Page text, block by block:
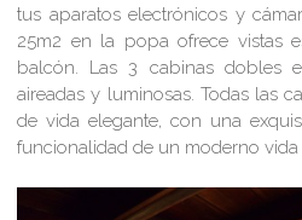
tus aparatos electrónicos y
25m2 en la popa ofrece vistas
balcón. Las 3 cabinas dobles
aireadas y luminosas. Todas las
de vida elegante, con una
funcionalidad de un moderno